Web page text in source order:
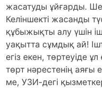
жасатуды ұйғарды.
Келіншекті жасанды
құбыжықты алу үшін
уақытта сұмдық ай!
егіз екен, төртеуіде
төрт нәрестенің аяғы
ме, УЗИ-дегі